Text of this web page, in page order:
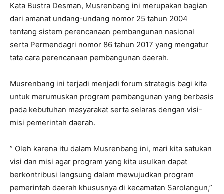
Kata Bustra Desman, Musrenbang ini merupakan bagian
dari amanat undang-undang nomor 25 tahun 2004
tentang sistem perencanaan pembangunan nasional
serta Permendagri nomor 86 tahun 2017 yang mengatur
tata cara perencanaan pembangunan daerah.
Musrenbang ini terjadi menjadi forum strategis bagi kita
untuk merumuskan program pembangunan yang berbasis
pada kebutuhan masyarakat serta selaras dengan visi-
misi pemerintah daerah.
” Oleh karena itu dalam Musrenbang ini, mari kita satukan
visi dan misi agar program yang kita usulkan dapat
berkontribusi langsung dalam mewujudkan program
pemerintah daerah khususnya di kecamatan Sarolangun,”